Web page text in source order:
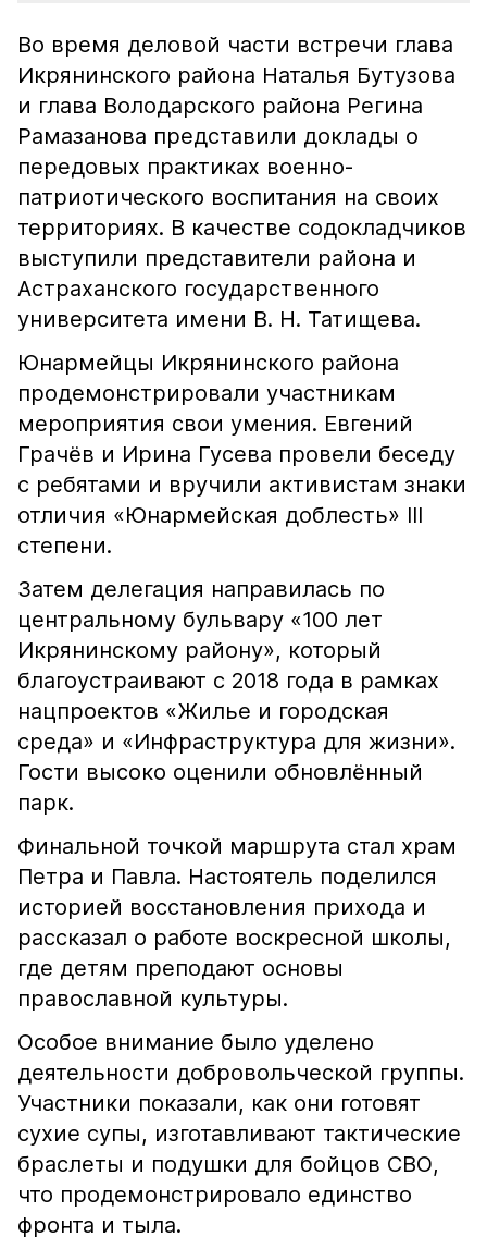
Во время деловой части встречи глава
Икрянинского района Наталья Бутузова
и глава Володарского района Регина
Рамазанова представили доклады о
передовых практиках военно-
патриотического воспитания на своих
территориях. В качестве содокладчиков
выступили представители района и
Астраханского государственного
университета имени В. Н. Татищева.
Юнармейцы Икрянинского района
продемонстрировали участникам
мероприятия свои умения. Евгений
Грачёв и Ирина Гусева провели беседу
с ребятами и вручили активистам знаки
отличия «Юнармейская доблесть» III
степени.
Затем делегация направилась по
центральному бульвару «100 лет
Икрянинскому району», который
благоустраивают с 2018 года в рамках
нацпроектов «Жилье и городская
среда» и «Инфраструктура для жизни».
Гости высоко оценили обновлённый
парк.
Финальной точкой маршрута стал храм
Петра и Павла. Настоятель поделился
историей восстановления прихода и
рассказал о работе воскресной школы,
где детям преподают основы
православной культуры.
Особое внимание было уделено
деятельности добровольческой группы.
Участники показали, как они готовят
сухие супы, изготавливают тактические
браслеты и подушки для бойцов СВО,
что продемонстрировало единство
фронта и тыла.